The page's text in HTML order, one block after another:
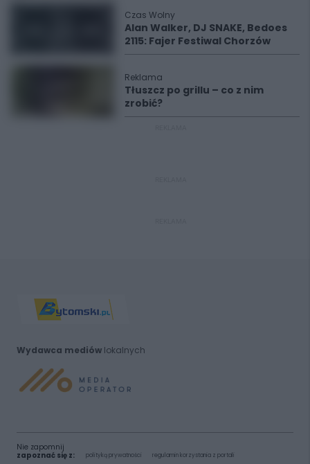
Czas Wolny
Alan Walker, DJ SNAKE, Bedoes
2115: Fajer Festiwal Chorzów
Reklama
Tłuszcz po grillu – co z nim
zrobić?
Wydawca mediówlokalnych
Nie zapomnij
zapoznać się z:
polityką prywatności regulamin korzystania z portali